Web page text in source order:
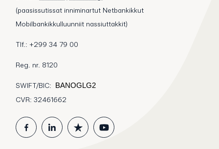
(paasissutissat inniminartut Netbankikkut
Mobilbankikkulluunniit nassiuttakkit)
Tlf.: +299 34 79 00
Reg. nr. 8120
SWIFT/BIC:
BANOGLG2
CVR: 32461662